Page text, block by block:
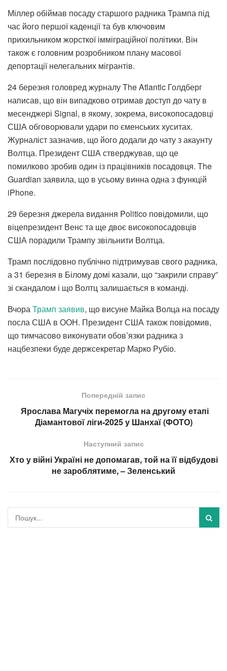
Міллер обіймав посаду старшого радника Трампа під
час його першої каденції та був ключовим
прихильником жорсткої імміграційної політики. Він
також є головним розробником плану масової
депортації нелегальних мігрантів.
24 березня головред журналу The Atlantic Голдберг
написав, що він випадково отримав доступ до чату в
месенджері Signal, в якому, зокрема, високопосадовці
США обговорювали удари по єменських хуситах.
Журналіст зазначив, що його додали до чату з акаунту
Волтца. Президент США стверджував, що це
помилково зробив один із працівників посадовця. The
Guardian заявила, що в усьому винна одна з функцій
iPhone.
29 березня джерела видання Politico повідомили, що
віцепрезидент Венс та ще двоє високопосадовців
США порадили Трампу звільнити Волтца.
Трамп послідовно публічно підтримував свого радника,
а 31 березня в Білому домі казали, що “закрили справу”
зі скандалом і що Волтц залишається в команді.
ВчораТрамп заявив, що висуне Майка Волца на посаду
посла США в ООН. Президент США також повідомив,
що тимчасово виконувати обов’язки радника з
нацбезпеки буде держсекретар Марко Рубіо.
Попередній запис
Ярослава Магучіх перемогла на другому етапі
Діамантової ліги-2025 у Шанхаї (ФОТО)
Наступний запис
Хто у війні Україні не допомагав, той на її відбудові
не зароблятиме, – Зеленський